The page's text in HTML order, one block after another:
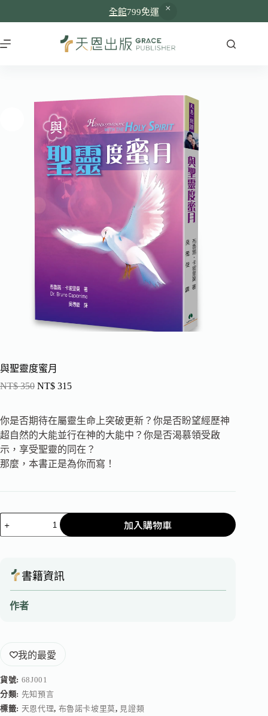
全館799免運
與聖靈度蜜月
NT$350 NT$ 315
你是否期待在屬靈生命上突破更新？你是否盼望經歷神
超自然的大能並行在神的大能中？你是否渴慕領受啟
示，享受聖靈的同在？
那麼，本書正是為你而寫！
加入購物車
書籍資訊
作者
我的最愛
貨號: 68J001
分類: 先知預言
標籤: 天恩代理, 布魯諾卡坡里莫, 見證類